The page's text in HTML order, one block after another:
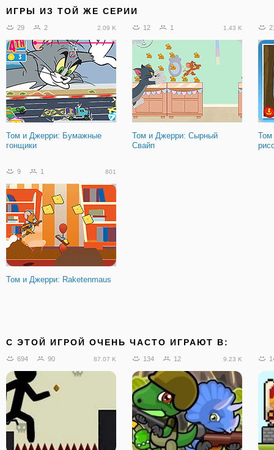
ИГРЫ ИЗ ТОЙ ЖЕ СЕРИИ
29 2 2.09 K
Том и Джерри: Бумажные
гонщики
12 1 1.43 K
Том и Джерри: Сырный
Свайп
9 1 801
Том и Джерри: Raketenmaus
C ЭТОЙ ИГРОЙ ОЧЕНЬ ЧАСТО ИГРАЮТ В:
694 90 87.07 K 134 12 9.23 K